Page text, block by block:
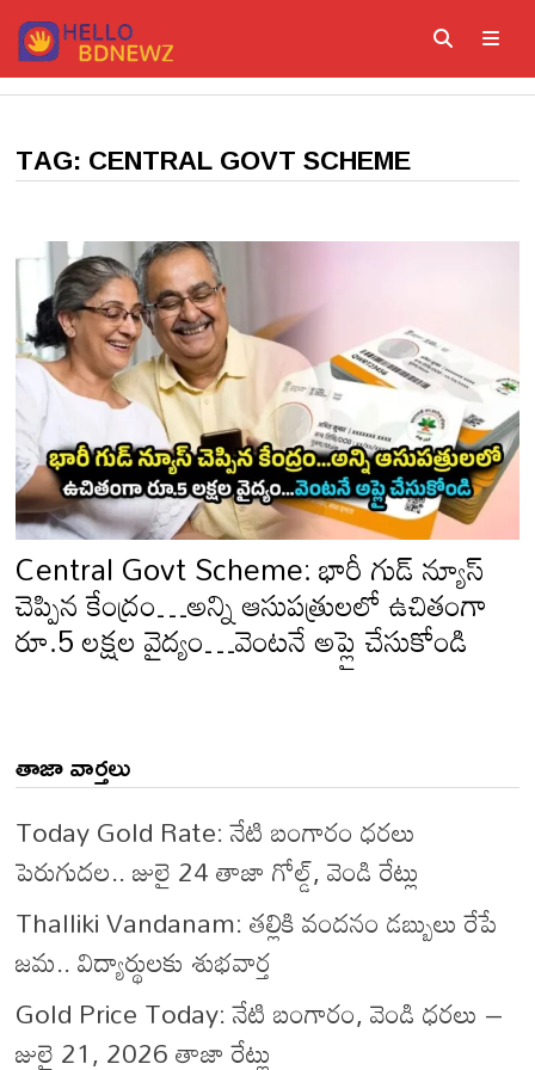
Skip
to
content
TAG:CENTRAL GOVT SCHEME
Central Govt Scheme: భారీ గుడ్ న్యూస్
చెప్పిన కేంద్రం…అన్ని ఆసుపత్రులలో ఉచితంగా
రూ.5 లక్షల వైద్యం…వెంటనే అప్లై చేసుకోండి
తాజా వార్తలు
Today Gold Rate: నేటి బంగారం ధరలు
పెరుగుదల.. జులై 24 తాజా గోల్డ్, వెండి రేట్లు
Thalliki Vandanam: తల్లికి వందనం డబ్బులు రేపే
జమ.. విద్యార్థులకు శుభవార్త
Gold Price Today: నేటి బంగారం, వెండి ధరలు –
జులై 21, 2026 తాజా రేట్లు